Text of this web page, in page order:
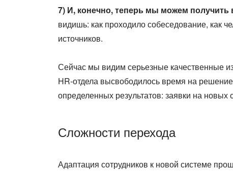
7) И, конечно, теперь мы можем
видишь: как проходило собеседование, как
источников.
Сейчас мы видим серьезные качественные
HR-отдела высвободилось время на
определенных результатов: заявки на новых
Сложности перехода
Адаптация сотрудников к новой системе